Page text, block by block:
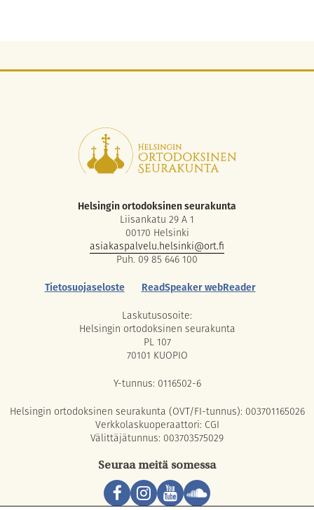
Helsingin ortodoksinen seurakunta
Liisankatu 29 A 1
00170 Helsinki
asiakaspalvelu.helsinki@ort.fi
Puh. 09 85 646 100
Tietosuojaseloste
ReadSpeaker webReader
Laskutusosoite:
Helsingin ortodoksinen seurakunta
PL 107
70101 KUOPIO
Y-tunnus: 0116502-6
Helsingin ortodoksinen seurakunta (OVT/FI-tunnus): 003701165026
Verkkolaskuoperaattori: CGI
Välittäjätunnus: 003703575029
Seuraa meitä somessa